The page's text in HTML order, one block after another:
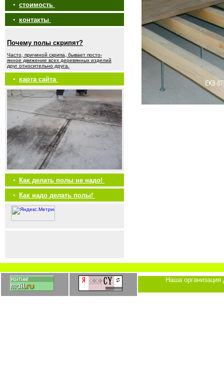
• стоимость
• контакты
Почему полы скрипят?
Часто, причиной скрипа, бывает посто-
янное движение всех деревянных изделий
друг относительно друга.
• карта сайта
•
Как делать полы не надо!
•
Как надо делать полы!
Наша